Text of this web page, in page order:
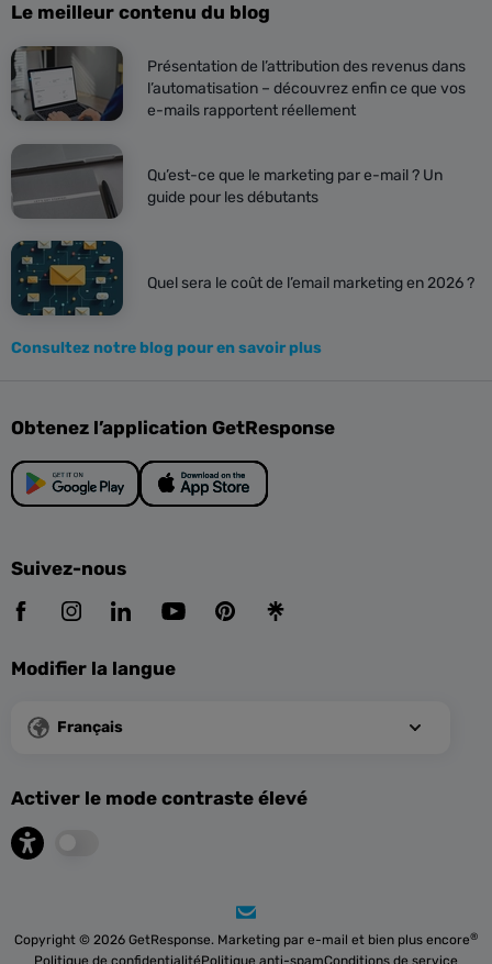
Le meilleur contenu du blog
Présentation de l’attribution des revenus dans
l’automatisation – découvrez enfin ce que vos
e-mails rapportent réellement
Qu’est-ce que le marketing par e-mail ? Un
guide pour les débutants
Quel sera le coût de l’email marketing en 2026 ?
Consultez notre blog pour en savoir plus
Obtenez l’application GetResponse
Suivez-nous
Modifier la langue
Français
Activer le mode contraste élevé
Copyright © 2026 GetResponse. Marketing par e-mail et bien plus encore®